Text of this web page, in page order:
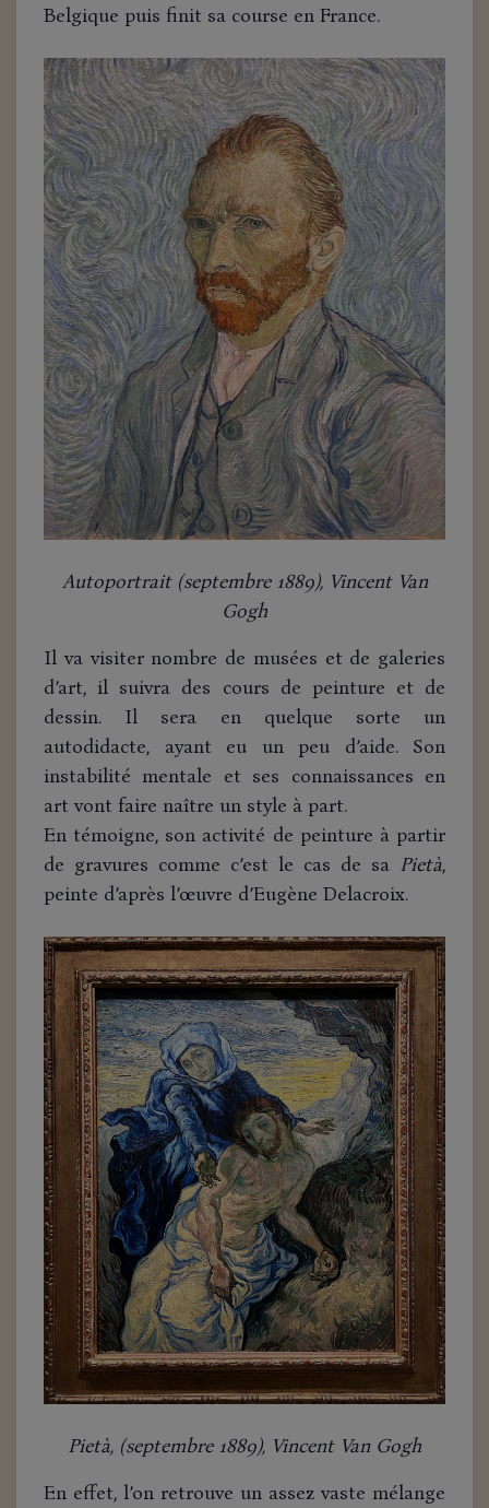
Belgique puis finit sa course en France.
Autoportrait (septembre 1889), Vincent Van
Gogh
Il va visiter nombre de musées et de galeries
d’art, il suivra des cours de peinture et de
dessin. Il sera en quelque sorte un
autodidacte, ayant eu un peu d’aide. Son
instabilité mentale et ses connaissances en
art vont faire naître un style à part.
En témoigne, son activité de peinture à partir
de gravures comme c’est le cas de sa Pietà,
peinte d’après l’œuvre d’Eugène Delacroix.
Pietà, (septembre 1889), Vincent Van Gogh
En effet, l’on retrouve un assez vaste mélange